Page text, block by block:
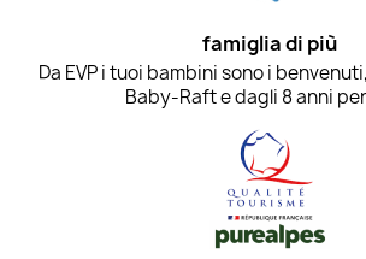
famiglia di più
Da EVP i tuoi bambini sono i
Baby-Raft e dagli 8 anni